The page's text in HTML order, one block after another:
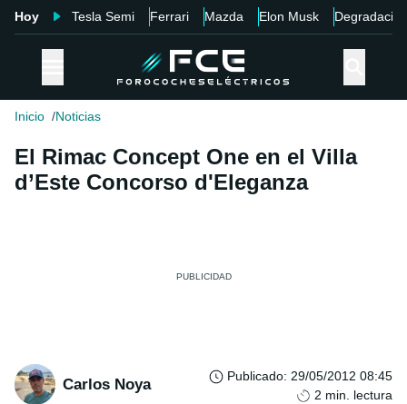
Hoy Tesla Semi Ferrari Mazda Elon Musk Degradación
Inicio Noticias
El Rimac Concept One en el Villa
d’Este Concorso d'Eleganza
Carlos Noya Publicado: 29/05/2012 08:45
2 min. lectura